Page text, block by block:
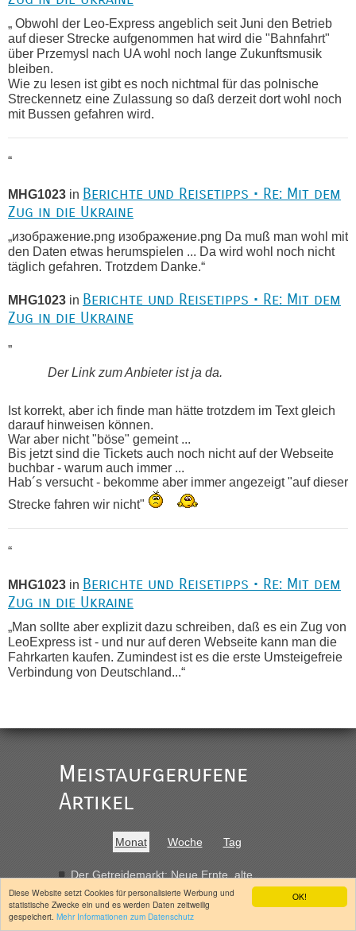
OK!
Diese Website setzt Cookies für personalisierte Werbung und
statistische Zwecke ein und es werden Daten zeitweilig
gespeichert. Mehr Informationen zum Datenschutz
„ Obwohl der Leo-Express angeblich seit Juni den Betrieb
auf dieser Strecke aufgenommen hat wird die "Bahnfahrt"
über Przemysl nach UA wohl noch lange Zukunftsmusik
bleiben.
Wie zu lesen ist gibt es noch nichtmal für das polnische
Streckennetz eine Zulassung so daß derzeit dort wohl noch
mit Bussen gefahren wird.
“
MHG1023 in Berichte und Reisetipps • Re: Mit dem
Zug in die Ukraine
„изображение.png изображение.png Da muß man wohl mit
den Daten etwas herumspielen ... Da wird wohl noch nicht
täglich gefahren. Trotzdem Danke.“
MHG1023 in Berichte und Reisetipps • Re: Mit dem
Zug in die Ukraine
„
Der Link zum Anbieter ist ja da.
Ist korrekt, aber ich finde man hätte trotzdem im Text gleich
darauf hinweisen können.
War aber nicht "böse" gemeint ...
Bis jetzt sind die Tickets auch noch nicht auf der Webseite
buchbar - warum auch immer ...
Hab´s versucht - bekomme aber immer angezeigt "auf dieser
Strecke fahren wir nicht"
“
MHG1023 in Berichte und Reisetipps • Re: Mit dem
Zug in die Ukraine
„Man sollte aber explizit dazu schreiben, daß es ein Zug von
LeoExpress ist - und nur auf deren Webseite kann man die
Fahrkarten kaufen. Zumindest ist es die erste Umsteigefreie
Verbindung von Deutschland...“
gab es keine Probleme“
inRecht, Visa und Dokumente • Re: Seit
Anfang des Jahres haben die Zollbeamten
Verstöße im Wert von fast 11 Milliarden
„Am besten wäre natürlich, wenn die Frau mit dabei ist.
Alleinreisende Männer stehen schließlich immer unter
Verdacht.“
Meistaufgerufene
Artikel
Monat Woche Tag
Der Getreidemarkt: Neue Ernte, alte
Probleme
Zu Paul Simons Attacke gegen mich in der
“Jungle World”